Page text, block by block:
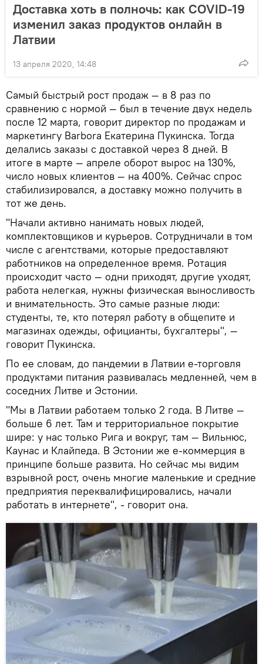
Доставка хоть в полночь: как COVID-19
изменил заказ продуктов онлайн в
Латвии
13 апреля 2020, 14:48
Самый быстрый рост продаж — в 8 раз по
сравнению с нормой — был в течение двух недель
после 12 марта, говорит директор по продажам и
маркетингу Barbora Екатерина Пукинска. Тогда
делались заказы с доставкой через 8 дней. В
итоге в марте — апреле оборот вырос на 130%,
число новых клиентов — на 400%. Сейчас спрос
стабилизировался, а доставку можно получить в
тот же день.
"Начали активно нанимать новых людей,
комплектовщиков и курьеров. Сотрудничали в том
числе с агентствами, которые предоставляют
работников на определенное время. Ротация
происходит часто — одни приходят, другие уходят,
работа нелегкая, нужны физическая выносливость
и внимательность. Это самые разные люди:
студенты, те, кто потерял работу в общепите и
магазинах одежды, официанты, бухгалтеры", —
говорит Пукинска.
По ее словам, до пандемии в Латвии е-торговля
продуктами питания развивалась медленней, чем в
соседних Литве и Эстонии.
"Мы в Латвии работаем только 2 года. В Литве —
больше 6 лет. Там и территориальное покрытие
шире: у нас только Рига и вокруг, там — Вильнюс,
Каунас и Клайпеда. В Эстонии же е-коммерция в
принципе больше развита. Но сейчас мы видим
взрывной рост, очень многие маленькие и средние
предприятия переквалифицировались, начали
работать в интернете", - говорит она.